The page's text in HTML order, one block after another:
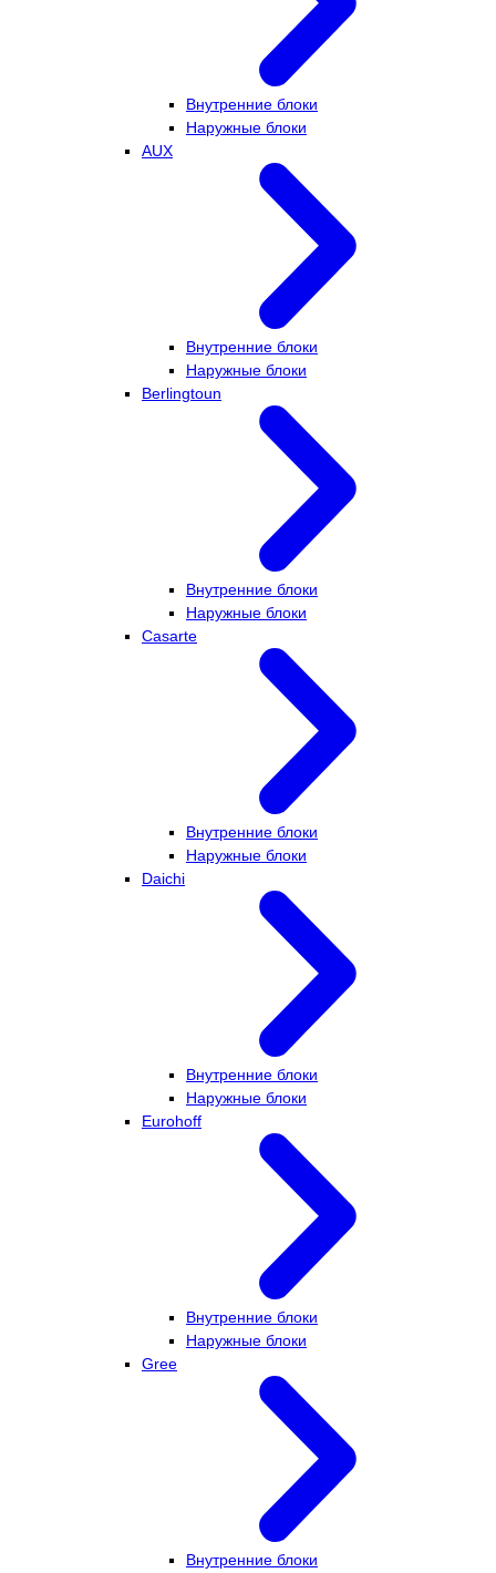
Внутренние блоки
Наружные блоки
AUX
Внутренние блоки
Наружные блоки
Berlingtoun
Внутренние блоки
Наружные блоки
Casarte
Внутренние блоки
Наружные блоки
Daichi
Внутренние блоки
Наружные блоки
Eurohoff
Внутренние блоки
Наружные блоки
Gree
Внутренние блоки